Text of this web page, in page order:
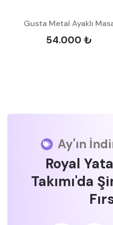
Gusta Metal Ayaklı
54.000 ₺
Ay'ın
Royal
Takımı'da